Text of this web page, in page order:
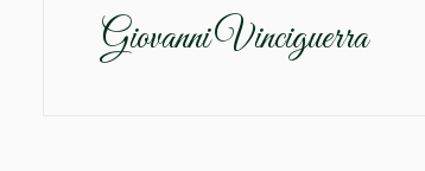
Giovanni Vinciguerra